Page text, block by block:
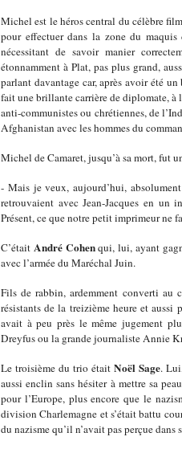
Michel est le héros central du célèbre
pour effectuer dans la zone du
nécessitant de savoir manier
étonnamment à Plat, pas plus grand,
parlant davantage car, après avoir été
fait une brillante carrière de diplomate, à
anti-communistes ou chrétiennes, de
Afghanistan avec les hommes du
Michel de Camaret, jusqu’à sa mort, fut
- Mais je veux, aujourd’hui,
retrouvaient avec Jean-Jacques en un
Présent, ce que notre petit imprimeur ne
C’était André Cohenqui, lui, ayant
avec l’armée du Maréchal Juin.
Fils de rabbin, ardemment converti au
résistants de la treizième heure et
avait à peu près le même jugement
Dreyfus ou la grande journaliste Annie
Le troisième du trio était Noël Sage.
aussi enclin sans hésiter à mettre sa
pour l’Europe, plus encore que le
division Charlemagne et s’était battu
du nazisme qu’il n’avait pas perçue